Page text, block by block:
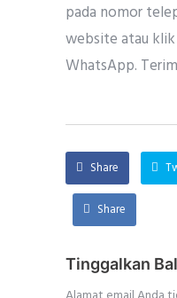
pada nomor
website atau
WhatsApp.
Share
Share
Tinggalkan